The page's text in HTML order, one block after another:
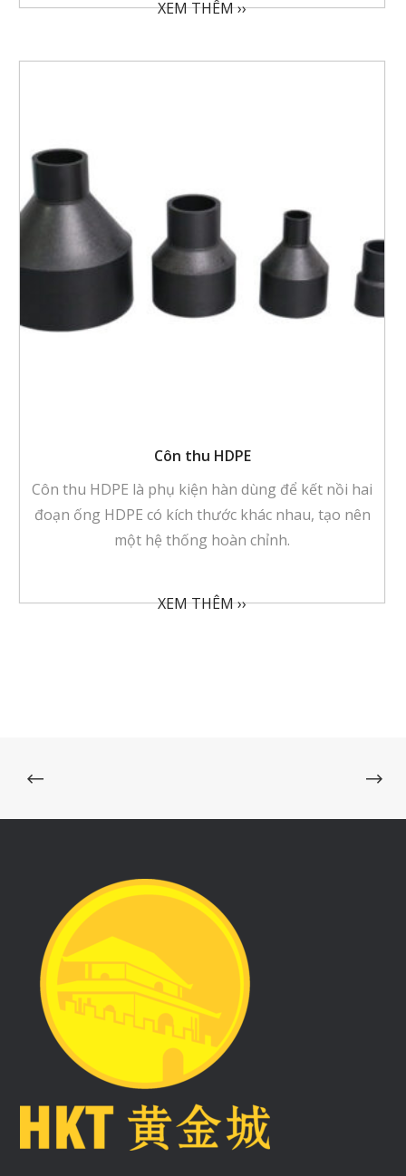
XEM THÊM ››
Côn thu HDPE
Côn thu HDPE là phụ kiện hàn dùng để kết nồi hai
đoạn ống HDPE có kích thước khác nhau, tạo nên
một hệ thống hoàn chỉnh.
XEM THÊM ››